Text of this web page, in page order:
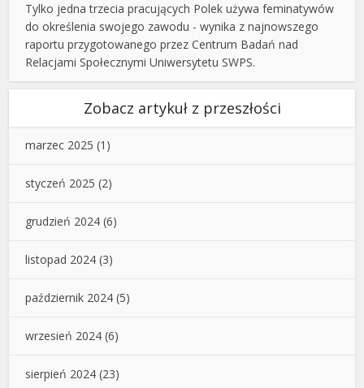
Tylko jedna trzecia pracujących Polek używa feminatywów
do określenia swojego zawodu - wynika z najnowszego
raportu przygotowanego przez Centrum Badań nad
Relacjami Społecznymi Uniwersytetu SWPS.
Zobacz artykuł z przeszłości
marzec 2025 (1)
styczeń 2025 (2)
grudzień 2024 (6)
listopad 2024 (3)
październik 2024 (5)
wrzesień 2024 (6)
sierpień 2024 (23)